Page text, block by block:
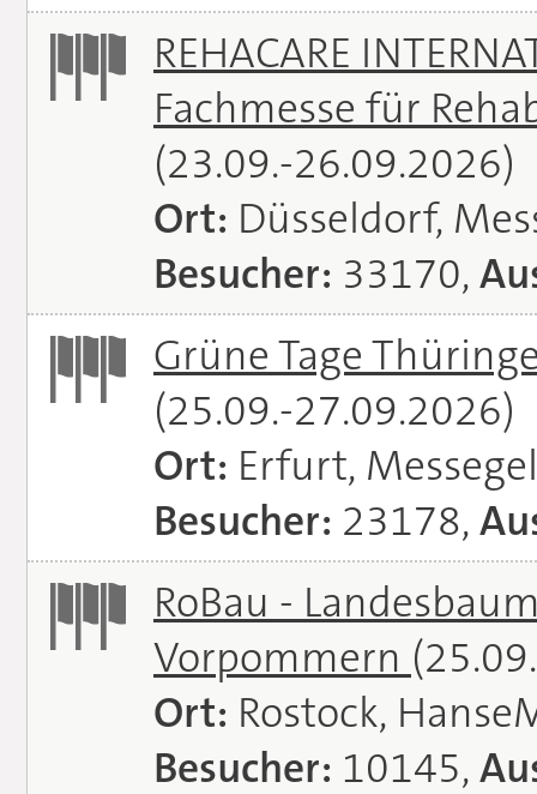
REHACARE
Fachmesse für
(23.09.-26.09.2026)
Ort: Düsseldorf,
Besucher: 33170,
Grüne Tage
(25.09.-27.09.2026)
Ort: Erfurt,
Besucher: 23178,
RoBau -
Vorpommern
Ort: Rostock,
Besucher: 10145,